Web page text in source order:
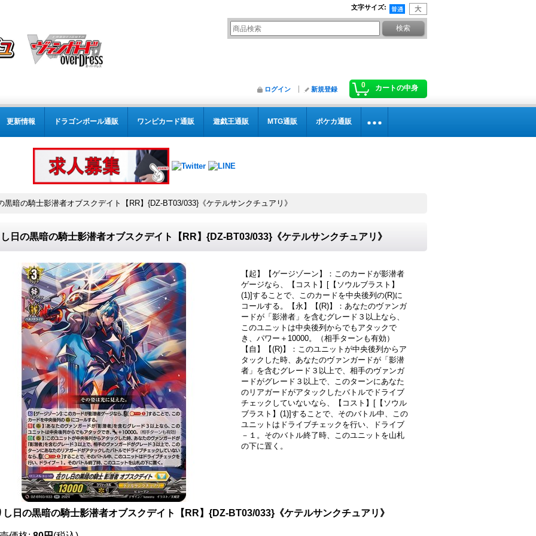
文字サイズ:
0 カートの中身
ログイン 新規登録
更新情報 ドラゴンボール通販 ワンピカード通販 遊戯王通販 MTG通販 ポケカ通販
黒暗の騎士影潜者オブスクデイト【RR】{DZ-BT03/033}《ケテルサンクチュアリ》
日の黒暗の騎士影潜者オブスクデイト【RR】{DZ-BT03/033}《ケテルサンクチュアリ》
【起】【ゲージゾーン】：このカードが影潜者
ゲージなら、【コスト】[【ソウルブラスト】
(1)]することで、このカードを中央後列の(R)に
コールする。【永】【(R)】：あなたのヴァンガ
ードが「影潜者」を含むグレード３以上なら、
このユニットは中央後列からでもアタックで
き、パワー＋10000。（相手ターンも有効）
【自】【(R)】：このユニットが中央後列からア
タックした時、あなたのヴァンガードが「影潜
者」を含むグレード３以上で、相手のヴァンガ
ードがグレード３以上で、このターンにあなた
のリアガードがアタックしたバトルでドライブ
チェックしていないなら、【コスト】[【ソウル
ブラスト】(1)]することで、そのバトル中、この
ユニットはドライブチェックを行い、ドライブ
－１。そのバトル終了時、このユニットを山札
の下に置く。
し日の黒暗の騎士影潜者オブスクデイト【RR】{DZ-BT03/033}《ケテルサンクチュアリ》